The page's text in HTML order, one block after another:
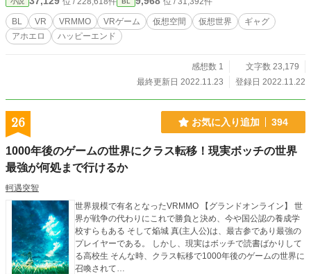
BL VR VRMMO VRゲーム 仮想空間 仮想世界
ギャグ
アホエロ
ハッピーエンド
感想数 1
文字数 23,179
最終更新日 2022.11.23
登録日 2022.11.22
26 お気に入り追加 394
1000年後のゲームの世界にクラス転移！現実ボッチの世界
最強が何処まで行けるか
軻遇突智
世界規模で有名となったVRMMO 【グランドオンライン】 世
界が戦争の代わりにこれで勝負と決め、今や国公認の養成学
校すらもある そして焔城 真(主人公)は、最古参であり最強の
プレイヤーである。 しかし、現実はボッチで読書ばかりして
る高校生 そんな時、クラス転移で1000年後のゲームの世界に
召喚されて…